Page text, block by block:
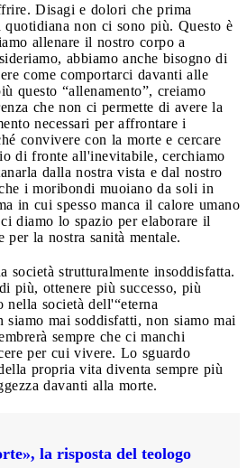
Disagi e dolori che prima
non ci sono più. Questo è
allenare il nostro corpo a
abbiamo anche bisogno di
come comportarci davanti alle
questo “allenamento”, creiamo
che non ci permette di avere la
necessari per affrontare i
convivere con la morte e cercare
di fronte all'inevitabile, cerchiamo
dalla nostra vista e dal nostro
i moribondi muoiano da soli in
in cui spesso manca il calore umano
diamo lo spazio per elaborare il
per la nostra sanità mentale.
società strutturalmente insoddisfatta.
più, ottenere più successo, più
società dell'“eterna
siamo mai soddisfatti, non siamo mai
sempre che ci manchi
per cui vivere. Lo sguardo
propria vita diventa sempre più
davanti alla morte.
la risposta del teologo